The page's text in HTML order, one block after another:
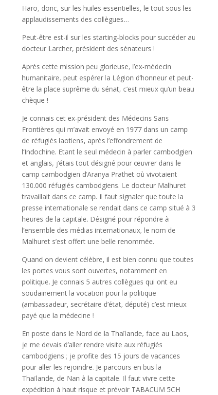
Haro, donc, sur les huiles essentielles, le tout sous les
applaudissements des collègues…
Peut-être est-il sur les starting-blocks pour succéder au
docteur Larcher, président des sénateurs !
Après cette mission peu glorieuse, l’ex-médecin
humanitaire, peut espérer la Légion d’honneur et peut-
être la place suprême du sénat, c’est mieux qu’un beau
chèque !
Je connais cet ex-président des Médecins Sans
Frontières qui m’avait envoyé en 1977 dans un camp
de réfugiés laotiens, après l’effondrement de
l’Indochine. Etant le seul médecin à parler cambodgien
et anglais, j’étais tout désigné pour œuvrer dans le
camp cambodgien d’Aranya Prathet où vivotaient
130.000 réfugiés cambodgiens. Le docteur Malhuret
travaillait dans ce camp. Il faut signaler que toute la
presse internationale se rendait dans ce camp situé à 3
heures de la capitale. Désigné pour répondre à
l’ensemble des médias internationaux, le nom de
Malhuret s’est offert une belle renommée.
Quand on devient célèbre, il est bien connu que toutes
les portes vous sont ouvertes, notamment en
politique. Je connais 5 autres collègues qui ont eu
soudainement la vocation pour la politique
(ambassadeur, secrétaire d’état, député) c’est mieux
payé que la médecine !
En poste dans le Nord de la Thaïlande, face au Laos,
je me devais d’aller rendre visite aux réfugiés
cambodgiens ; je profite des 15 jours de vacances
pour aller les rejoindre. Je parcours en bus la
Thaïlande, de Nan à la capitale. Il faut vivre cette
expédition à haut risque et prévoir TABACUM 5CH